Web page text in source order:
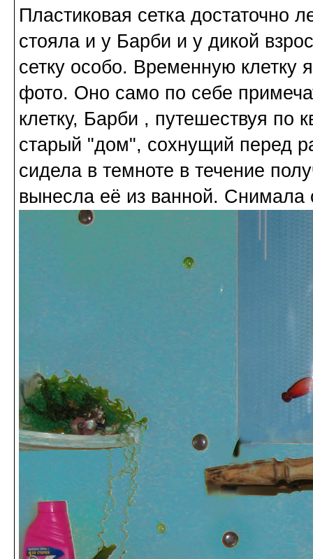
Пластиковая сетка достаточно
стояла и у Барби и у дикой
сетку особо. Временную клетку
фото. Оно само по себе
клетку, Барби , путешествуя по
старый "дом", сохнущий перед
сидела в темноте в течение
вынесла её из ванной. Снимала